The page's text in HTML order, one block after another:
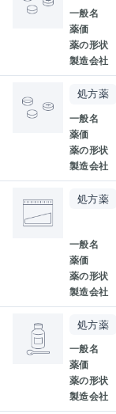
一般名
薬価
薬の形状
製造会社
処方薬
一般名
薬価
薬の形状
製造会社
処方薬
一般名
薬価
薬の形状
製造会社
処方薬
一般名
薬価
薬の形状
製造会社